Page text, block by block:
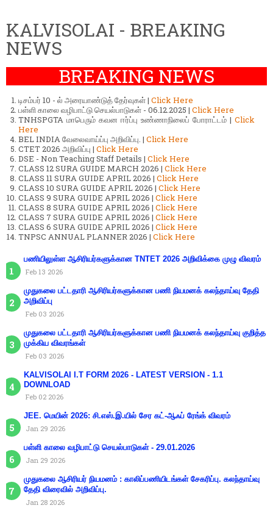
KALVISOLAI - BREAKING
NEWS
BREAKING NEWS
டிசம்பர் 10 - ல் அரையாண்டுத் தேர்வுகள் | Click Here
பள்ளி காலை வழிபாட்டு செயல்பாடுகள் - 06.12.2025 | Click Here
TNHSPGTA மாபெரும் கவன ஈர்ப்பு உண்ணாநிலைப் போராட்டம் | Click
Here
BEL INDIA வேலைவாய்ப்பு அறிவிப்பு. | Click Here
CTET 2026 அறிவிப்பு | Click Here
DSE - Non Teaching Staff Details | Click Here
CLASS 12 SURA GUIDE MARCH 2026 | Click Here
CLASS 11 SURA GUIDE APRIL 2026 | Click Here
CLASS 10 SURA GUIDE APRIL 2026 | Click Here
CLASS 9 SURA GUIDE APRIL 2026 | Click Here
CLASS 8 SURA GUIDE APRIL 2026 | Click Here
CLASS 7 SURA GUIDE APRIL 2026 | Click Here
CLASS 6 SURA GUIDE APRIL 2026 | Click Here
TNPSC ANNUAL PLANNER 2026 | Click Here
பணியிலுள்ள ஆசிரியர்களுக்கான TNTET 2026 அறிவிக்கை முழு விவரம்
Feb 13 2026
முதுகலை பட்டதாரி ஆசிரியர்களுக்கான பணி நியமனக் கலந்தாய்வு தேதி
அறிவிப்பு
Feb 03 2026
முதுகலை பட்டதாரி ஆசிரியர்களுக்கான பணி நியமனக் கலந்தாய்வு குறித்த
முக்கிய விவரங்கள்
Feb 03 2026
KALVISOLAI I.T FORM 2026 - LATEST VERSION - 1.1
DOWNLOAD
Feb 02 2026
JEE. மெயின் 2026: சி.எஸ்.இ.யில் சேர கட்-ஆஃப் ரேங்க் விவரம்
Jan 29 2026
பள்ளி காலை வழிபாட்டு செயல்பாடுகள் - 29.01.2026
Jan 29 2026
முதுகலை ஆசிரியர் நியமனம் : காலிப்பணியிடங்கள் சேகரிப்பு. கலந்தாய்வு
தேதி விரைவில் அறிவிப்பு.
Jan 28 2026